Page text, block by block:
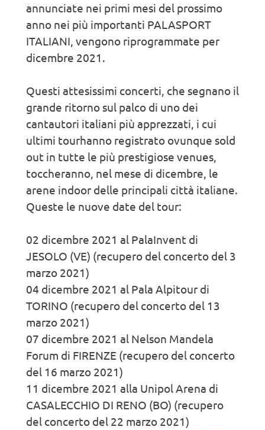
annunciate nei primi mesi del prossimo
anno nei più importanti PALASPORT
ITALIANI, vengono riprogrammate per
dicembre 2021.
Questi attesissimi concerti, che segnano il
grande ritorno sul palco di uno dei
cantautori italiani più apprezzati, i cui
ultimi tourhanno registrato ovunque sold
out in tutte le più prestigiose venues,
toccheranno, nel mese di dicembre, le
arene indoor delle principali città italiane.
Queste le nuove date del tour:
02 dicembre 2021 al PalaInvent di
JESOLO (VE) (recupero del concerto del 3
marzo 2021)
04 dicembre 2021 al Pala Alpitour di
TORINO (recupero del concerto del 13
marzo 2021)
07 dicembre 2021 al Nelson Mandela
Forum di FIRENZE (recupero del concerto
del 16 marzo 2021)
11 dicembre 2021 alla Unipol Arena di
CASALECCHIO DI RENO (BO) (recupero
del concerto del 22 marzo 2021)